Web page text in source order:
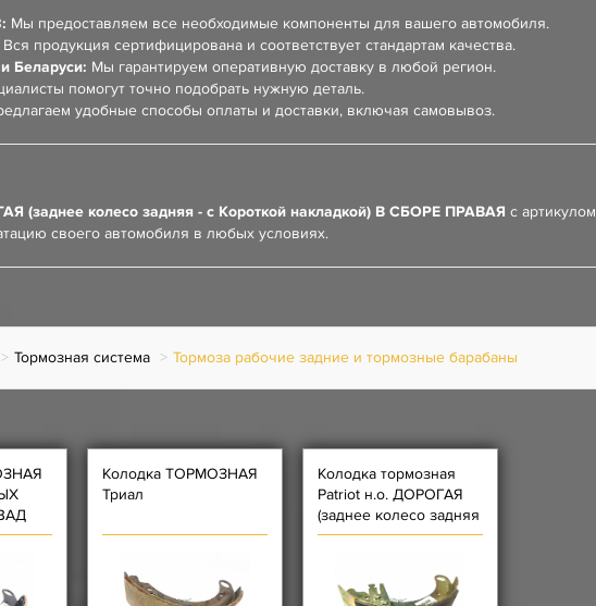
Мы предоставляем все необходимые компоненты для вашего автомобиля.
Вся продукция сертифицирована и соответствует стандартам качества.
Беларуси: Мы гарантируем оперативную доставку в любой регион.
помогут точно подобрать нужную деталь.
удобные способы оплаты и доставки, включая самовывоз.
(заднее колесо задняя - с Короткой накладкой) В СБОРЕ ПРАВАЯ с артикулом
своего автомобиля в любых условиях.
Тормозная система Тормоза рабочие задние и тормозные барабаны
Колодка ТОРМОЗНАЯ
Триал
Колодка тормозная
Patriot н.о. ДОРОГАЯ
(заднее колесо задняя
- с Короткой